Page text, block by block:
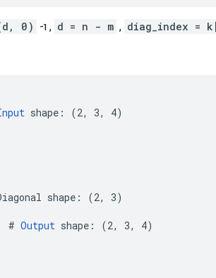
d = n - m , diag_index = , ו- 0)
shape: (2, 3, 4)
shape: (2, 3)
# Output shape: (2, 3, 4)